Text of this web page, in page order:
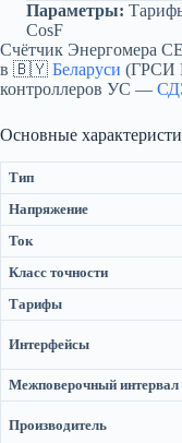
Параметры:
CosF
Счётчик Энергомера
в 🇧🇾 Беларуси (ГРСИ
контроллеров УС —
Основные
Тип
Напряжение
Ток
Класс точности
Тарифы
Интерфейсы
Межповерочный интервал
Производитель